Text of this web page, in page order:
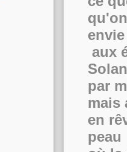
aux
par
mais
en
peau